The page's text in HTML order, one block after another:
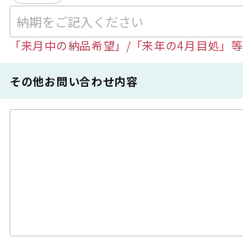
「来月中の納品希望」/「来年の4月目処」等
その他お問い合わせ内容